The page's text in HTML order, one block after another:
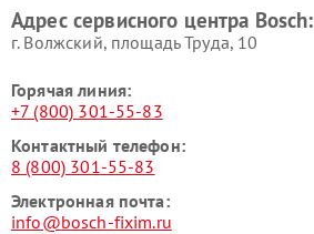
Адрес сервисного центра Bosch:
г. Волжский, площадь Труда, 10
Горячая линия:
+7 (800) 301-55-83
Контактный телефон:
8 (800) 301-55-83
Электронная почта:
info@bosch-fixim.ru